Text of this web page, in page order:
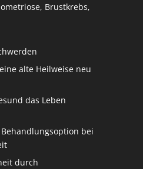
Brustkrebs,
alte Heilweise neu
das Leben
bei
durch